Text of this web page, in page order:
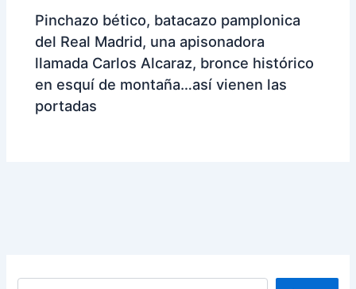
Pinchazo bético, batacazo pamplonica
del Real Madrid, una apisonadora
llamada Carlos Alcaraz, bronce histórico
en esquí de montaña…así vienen las
portadas
Buscar